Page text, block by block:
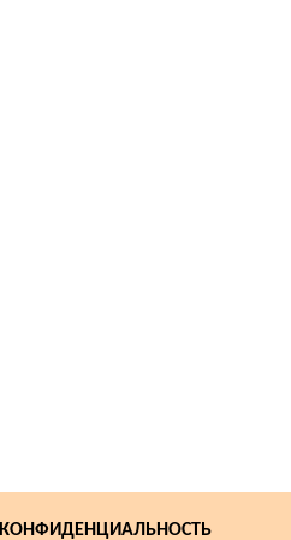
КОНФИДЕНЦИАЛЬНОСТЬ